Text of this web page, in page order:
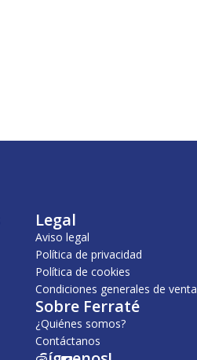
Legal
Aviso legal
Política de privacidad
Política de cookies
Condiciones generales de venta
Sobre Ferraté
¿Quiénes somos?
Contáctanos